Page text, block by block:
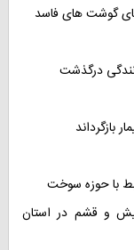
گوشت های فاسد
درگذشت
بازگرداند
با حوزه سوخت
و قشم در استان